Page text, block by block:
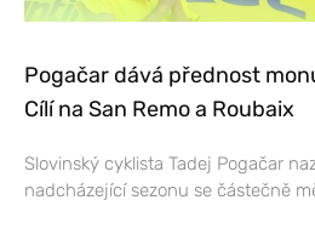
Pogačar dává přednost
Cílí na San Remo a Roubaix
Slovinský cyklista Tadej Pogačar
nadcházející sezonu se částečně